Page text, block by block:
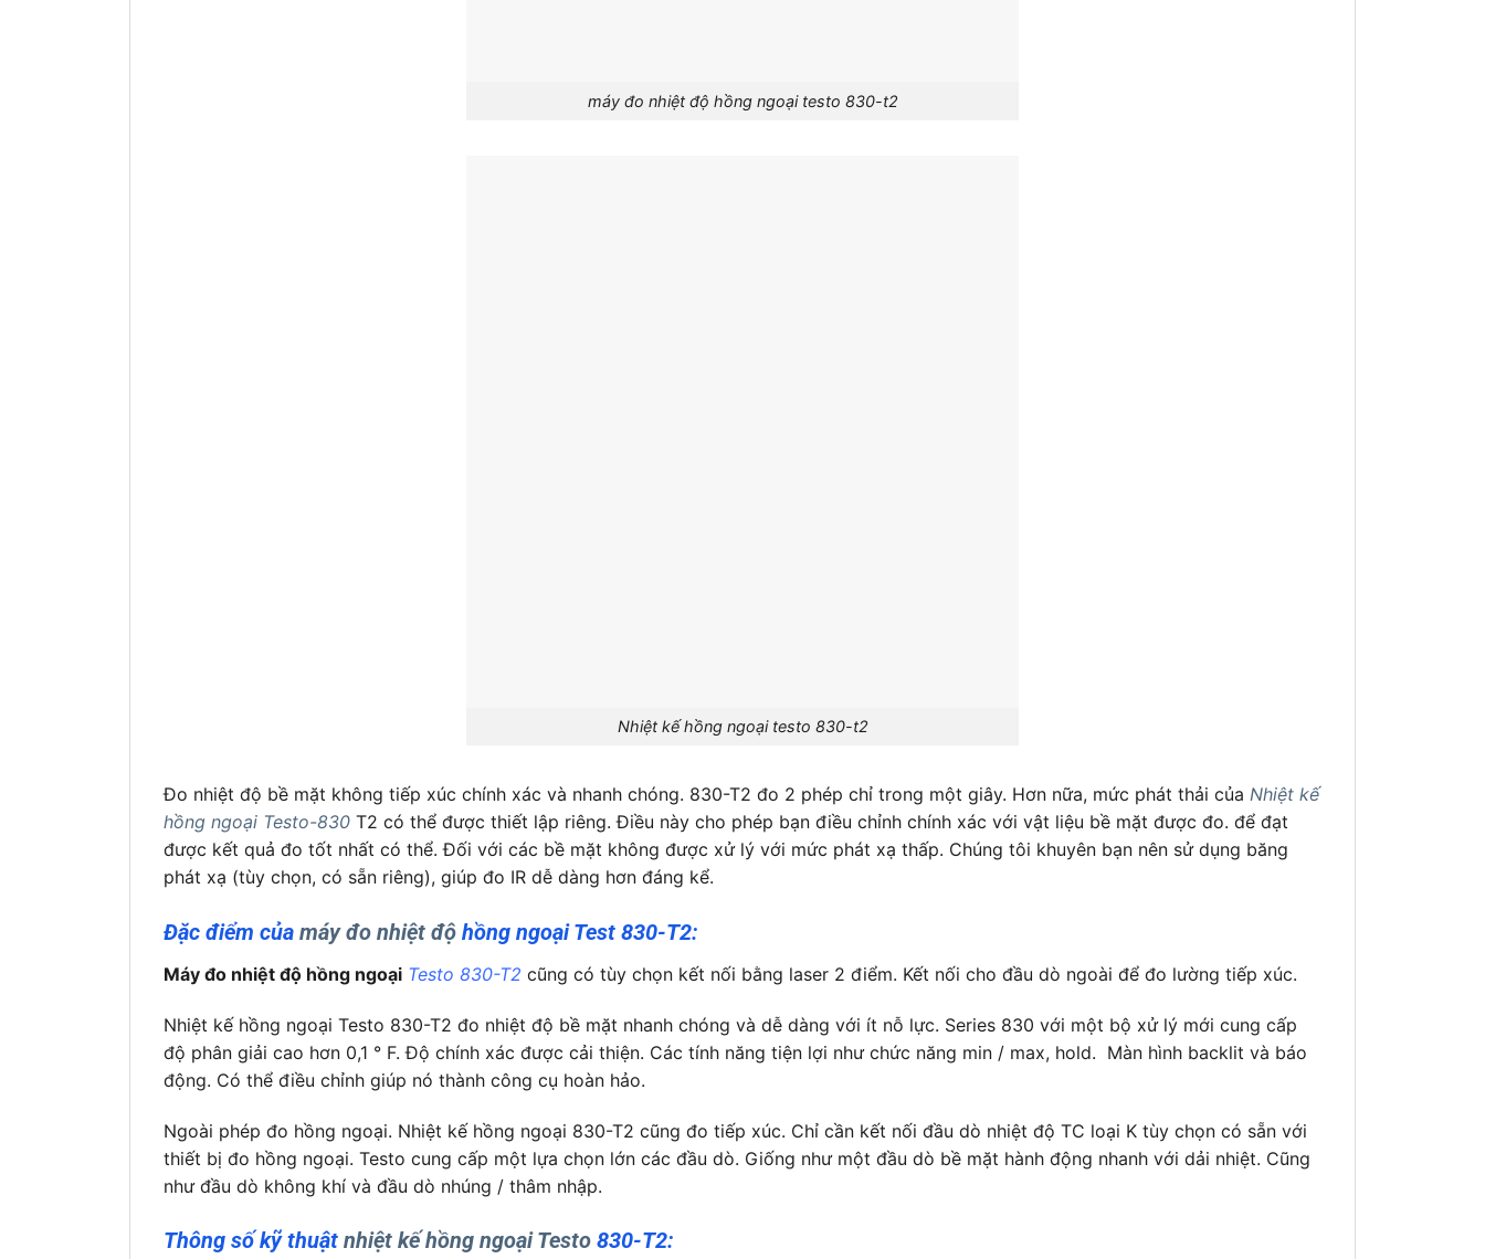
máy đo nhiệt độ hồng ngoại testo 830-t2
Nhiệt kế hồng ngoại testo 830-t2
Đo nhiệt độ bề mặt không tiếp xúc chính xác và nhanh chóng. 830-T2 đo 2 phép chỉ trong một giây. Hơn nữa, mức phát thải của Nhiệt kế
hồng ngoại Testo-830 T2 có thể được thiết lập riêng. Điều này cho phép bạn điều chỉnh chính xác với vật liệu bề mặt được đo. để đạt
được kết quả đo tốt nhất có thể. Đối với các bề mặt không được xử lý với mức phát xạ thấp. Chúng tôi khuyên bạn nên sử dụng băng
phát xạ (tùy chọn, có sẵn riêng), giúp đo IR dễ dàng hơn đáng kể.
Đặc điểm của máy đo nhiệt độ hồng ngoại Test 830-T2:
Máy đo nhiệt độ hồng ngoại Testo 830-T2 cũng có tùy chọn kết nối bằng laser 2 điểm. Kết nối cho đầu dò ngoài để đo lường tiếp xúc.
Nhiệt kế hồng ngoại Testo 830-T2 đo nhiệt độ bề mặt nhanh chóng và dễ dàng với ít nỗ lực. Series 830 với một bộ xử lý mới cung cấp
độ phân giải cao hơn 0,1 ° F. Độ chính xác được cải thiện. Các tính năng tiện lợi như chức năng min / max, hold. Màn hình backlit và báo
động. Có thể điều chỉnh giúp nó thành công cụ hoàn hảo.
Ngoài phép đo hồng ngoại. Nhiệt kế hồng ngoại 830-T2 cũng đo tiếp xúc. Chỉ cần kết nối đầu dò nhiệt độ TC loại K tùy chọn có sẵn với
thiết bị đo hồng ngoại. Testo cung cấp một lựa chọn lớn các đầu dò. Giống như một đầu dò bề mặt hành động nhanh với dải nhiệt. Cũng
như đầu dò không khí và đầu dò nhúng / thâm nhập.
Thông số kỹ thuật nhiệt kế hồng ngoại Testo 830-T2: